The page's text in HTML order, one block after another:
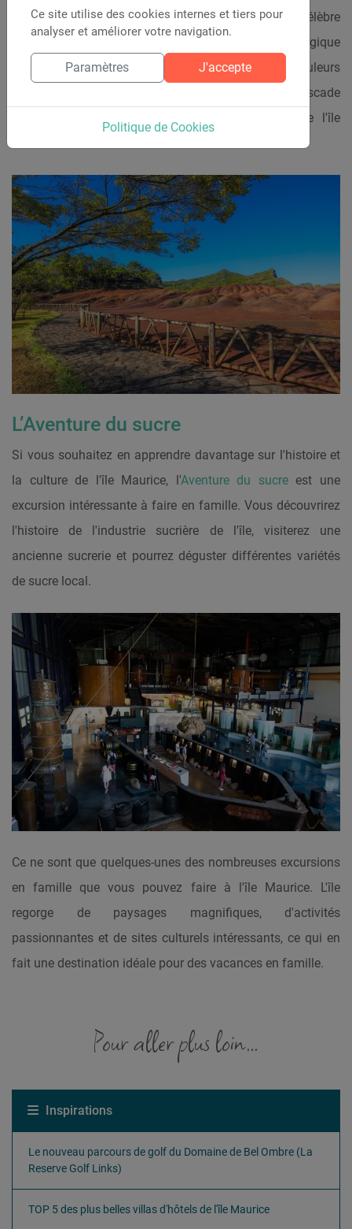
Situé dans la région de Rivière Noire,ce villageest célèbre
pour sa Terre des Sept Couleurs, une formation géologique
unique où le sol présente des variations de couleurs
spectaculaires. Vous pouvez également visiter la cascade
de Chamarel et la réserve de tortues géantes de l'île
L’Aventure du sucre
Si vous souhaitez en apprendre davantage sur l'histoire et
la culture de l'île Maurice, l'Aventure du sucreest une
excursion intéressante à faire en famille. Vous découvrirez
l'histoire de l'industrie sucrière de l'île, visiterez une
ancienne sucrerie et pourrez déguster différentes variétés
de sucre local.
Ce ne sont que quelques-unes des nombreuses excursions
en famille que vous pouvez faire à l'île Maurice. L'île
regorge de paysages magnifiques, d'activités
passionnantes et de sites culturels intéressants, ce qui en
fait une destination idéale pour des vacances en famille.
Pour aller plus loin...
Inspirations
Le nouveau parcours de golf du Domaine de Bel Ombre (La
Reserve Golf Links)
TOP 5 des plus belles villas d'hôtels de l'île Maurice
Ce site utilise des cookies internes et tiers pour
analyser et améliorer votre navigation.
Paramètres J'accepte
Politique de Cookies